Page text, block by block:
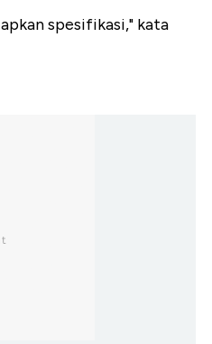
spesifikasi," kata